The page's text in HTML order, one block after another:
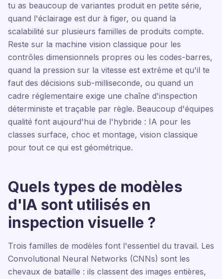
tu as beaucoup de variantes produit en petite série,
quand l'éclairage est dur à figer, ou quand la
scalabilité sur plusieurs familles de produits compte.
Reste sur la machine vision classique pour les
contrôles dimensionnels propres ou les codes-barres,
quand la pression sur la vitesse est extrême et qu'il te
faut des décisions sub-milliseconde, ou quand un
cadre réglementaire exige une chaîne d'inspection
déterministe et traçable par règle. Beaucoup d'équipes
qualité font aujourd'hui de l'hybride : IA pour les
classes surface, choc et montage, vision classique
pour tout ce qui est géométrique.
Quels types de modèles
d'IA sont utilisés en
inspection visuelle ?
Trois familles de modèles font l'essentiel du travail. Les
Convolutional Neural Networks (CNNs) sont les
chevaux de bataille : ils classent des images entières,